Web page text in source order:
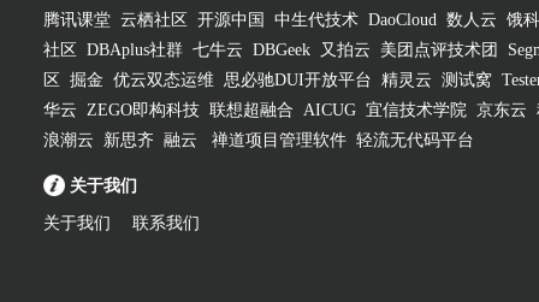
腾讯课堂 云栖社区 开源中国 中生代技术 DaoCloud 数人云 饿
社区
DBAplus社群 七牛云 DBGeek 又拍云 美团点评技术团
区
掘金 优云双态运维 思必驰DUI开放平台 精灵云 测试窝
华云 ZEGO即构科技 联想超融合 AICUG 宜信技术学院 京东云
浪潮云
新思齐 融云 禅道项目管理软件 轻流无代码平台
关于我们
关于我们 联系我们